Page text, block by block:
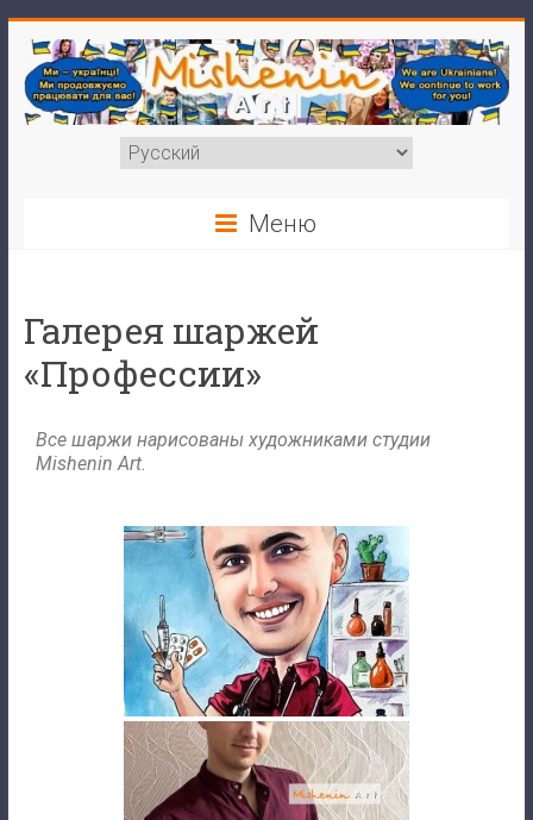
Меню
Галерея шаржей
«Профессии»
Все шаржи нарисованы художниками студии
Mishenin Art.